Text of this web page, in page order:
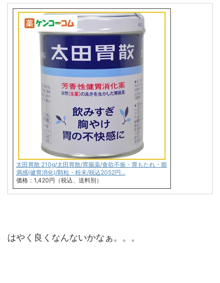
太田胃散 210g/太田胃散/胃腸薬/食欲不振・胃もたれ・膨
満感(健胃消化)/顆粒・粉末/税込2052円...
価格：1,420円（税込、送料別）
はやく良くなんないかなぁ。。。